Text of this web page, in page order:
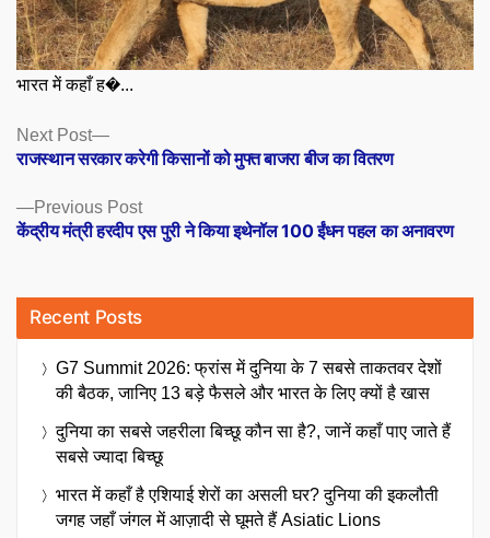
भारत में कहाँ ह�...
Posts
navigation
Previous PostPrevious
post:
केंद्रीय मंत्री हरदीप एस पुरी ने किया इथेनॉल 100 ईंधन पहल का अनावरण
Next Post
Next
post:
राजस्थान सरकार करेगी किसानों को मुफ्त बाजरा बीज का वितरण
Recent Posts
G7 Summit 2026: फ्रांस में दुनिया के 7 सबसे ताकतवर देशों
की बैठक, जानिए 13 बड़े फैसले और भारत के लिए क्यों है खास
दुनिया का सबसे जहरीला बिच्छू कौन सा है?, जानें कहाँ पाए जाते हैं
सबसे ज्यादा बिच्छू
भारत में कहाँ है एशियाई शेरों का असली घर? दुनिया की इकलौती
जगह जहाँ जंगल में आज़ादी से घूमते हैं Asiatic Lions